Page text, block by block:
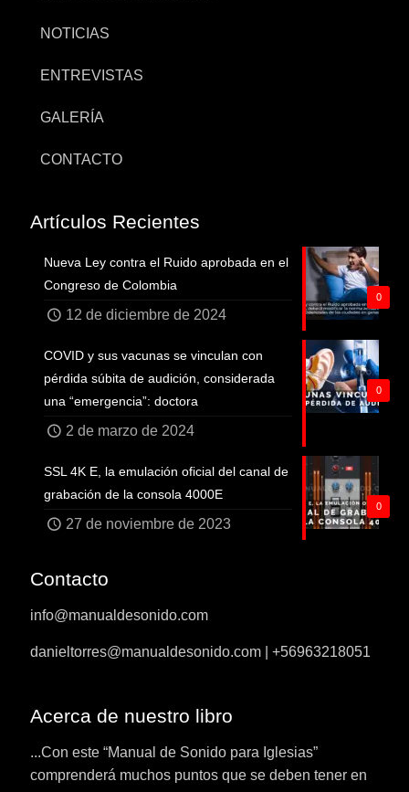
NOTICIAS
ENTREVISTAS
GALERÍA
CONTACTO
Artículos Recientes
0
Nueva Ley contra el Ruido aprobada en el
Congreso de Colombia
12 de diciembre de 2024
0
COVID y sus vacunas se vinculan con
pérdida súbita de audición, considerada
una “emergencia”: doctora
2 de marzo de 2024
0
SSL 4K E, la emulación oficial del canal de
grabación de la consola 4000E
27 de noviembre de 2023
Contacto
info@manualdesonido.com
danieltorres@manualdesonido.com | +56963218051
Acerca de nuestro libro
...Con este “Manual de Sonido para Iglesias”
comprenderá muchos puntos que se deben tener en